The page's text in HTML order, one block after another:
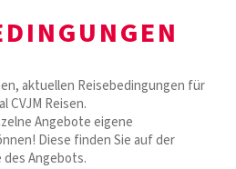
aktuellen Reisebedingungen für
CVJM Reisen.
Angebote eigene
Diese finden Sie auf der
Angebots.